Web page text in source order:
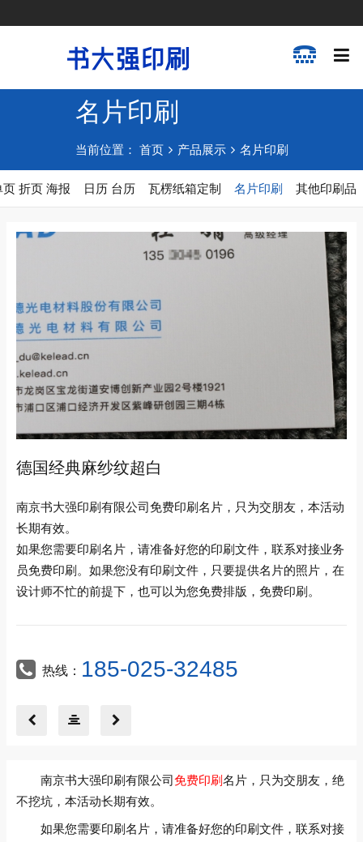
名片印刷
当前位置： 首页 产品展示 名片印刷
页 折页 海报 日历 台历 瓦楞纸箱定制 名片印刷 其他印刷品
德国经典麻纱纹超白
南京书大强印刷有限公司免费印刷名片，只为交朋友，本活动
长期有效。
如果您需要印刷名片，请准备好您的印刷文件，联系对接业务
员免费印刷。如果您没有印刷文件，只要提供名片的照片，在
设计师不忙的前提下，也可以为您免费排版，免费印刷。
热线： 185-025-32485
南京书大强印刷有限公司免费印刷名片，只为交朋友，绝
不挖坑，本活动长期有效。
如果您需要印刷名片，请准备好您的印刷文件，联系对接